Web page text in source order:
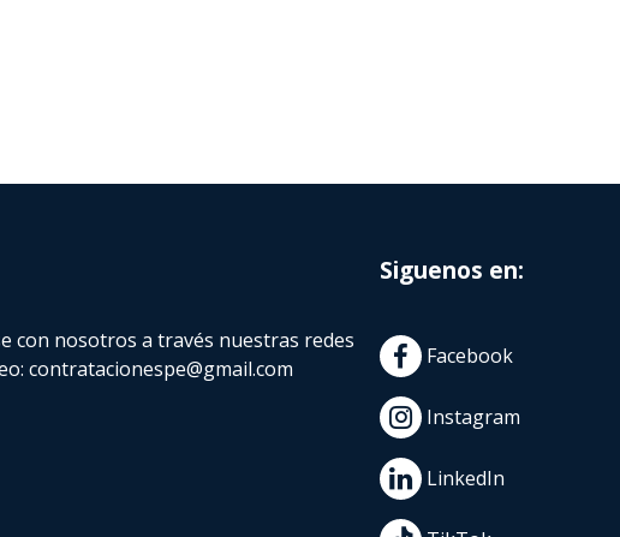
con nosotros a través nuestras redes
contratacionespe@gmail.com
Siguenos en:
Facebook
Instagram
LinkedIn